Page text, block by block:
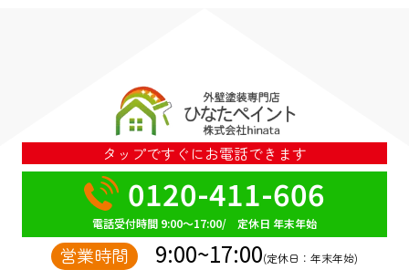
タップですぐにお電話できます
0120-411-606
電話受付時間 9:00～17:00/ 定休日 年末年始
営業時間 9:00~17:00(定休日：年末年始)